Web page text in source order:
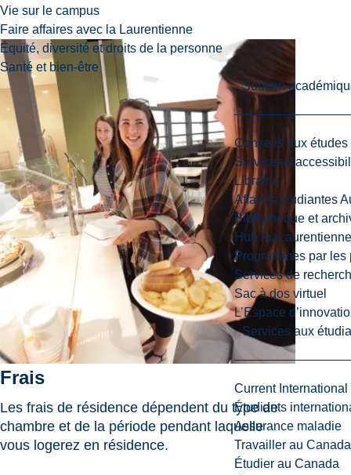
Vie sur le campus
Faire affaires avec la Laurentienne
Équité, diversité et droits de la personne
Santé et bien-être
Soutien
Conseils aux études
Services
Librairie
Affaires étudiantes
Bibliothèque et
Hub maLaurentienne
Programmes par les
Services de
Sac à dos virtuel
L’Espace
Services aux
Current International
Étudiants
Assurance maladie
Travailler au Canada
Étudier au Canada
Frais
Les frais de résidence dépendent du type de
chambre et de la période pendant laquelle
vous logerez en résidence.